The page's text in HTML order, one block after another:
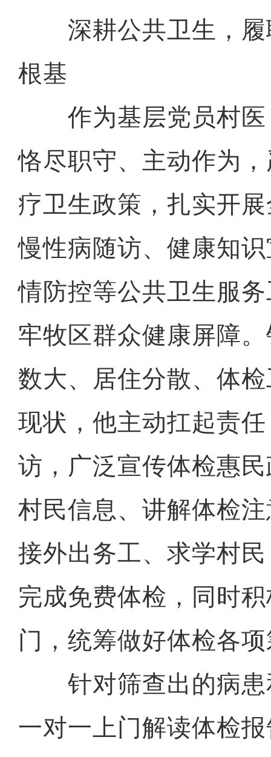
深耕公共卫生，履
根基
作为基层党员村医
恪尽职守、主动作为
疗卫生政策，扎实开
慢性病随访、健康知
情防控等公共卫生服
牢牧区群众健康屏障
数大、居住分散、体
现状，他主动扛起责
访，广泛宣传体检惠
村民信息、讲解体检
接外出务工、求学村
完成免费体检，同时
门，统筹做好体检各
针对筛查出的病患
一对一上门解读体检